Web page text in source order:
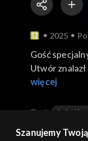
2025
Gość
Utwór
więcej
Tagi: Ania
Paulina
Szanujemy